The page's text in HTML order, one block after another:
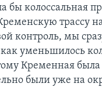
бы колоссальная
трассу
контроль, мы
как уменьшилось
Кременная
были уже на